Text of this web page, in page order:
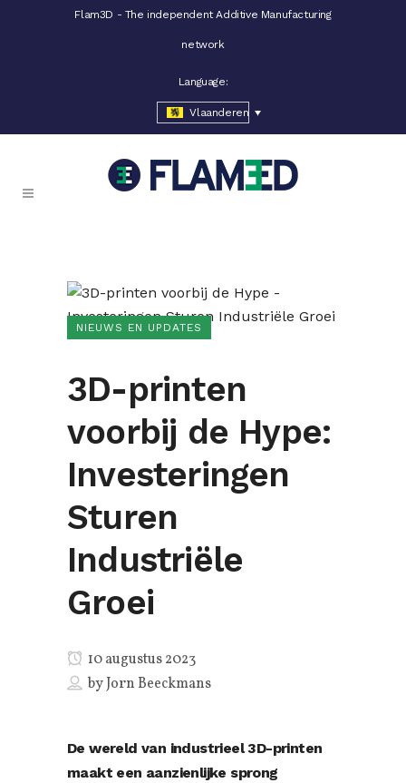
Flam3D - The independent Additive Manufacturing
network
Language:
Vlaanderen
NIEUWS EN UPDATES
3D-printen
voorbij de Hype:
Investeringen
Sturen
Industriële
Groei
10 augustus 2023
byJorn Beeckmans
De wereld van industrieel 3D-printen
maakt een aanzienlijke sprong